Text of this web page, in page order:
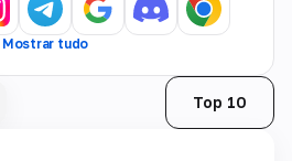
Mostrar tudo
Top 10